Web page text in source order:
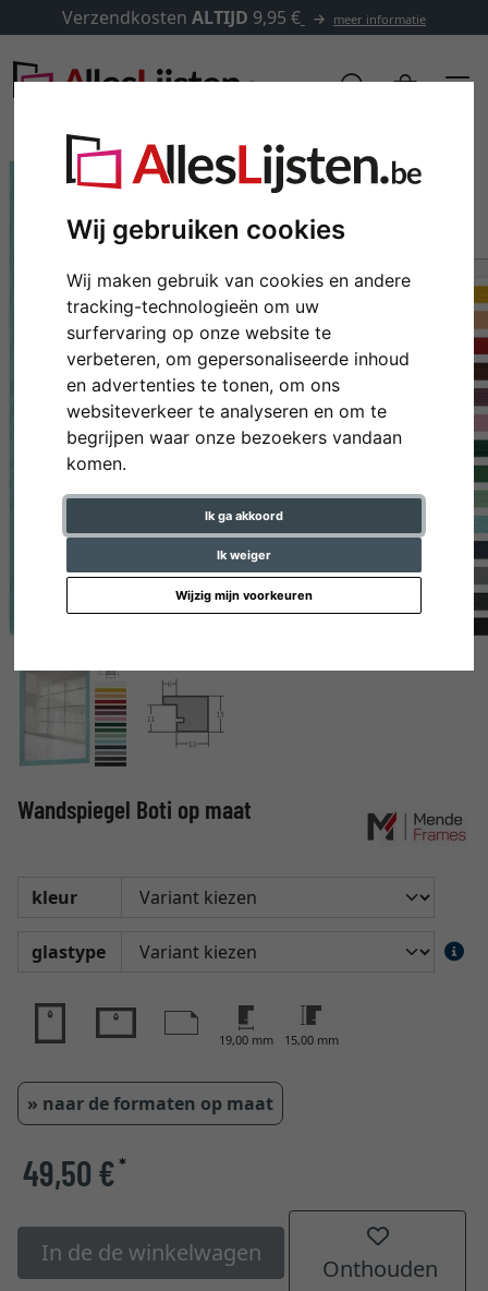
Wij gebruiken cookies
Wij maken gebruik van cookies en andere
tracking-technologieën om uw
surfervaring op onze website te
verbeteren, om gepersonaliseerde inhoud
en advertenties te tonen, om ons
websiteverkeer te analyseren en om te
begrijpen waar onze bezoekers vandaan
komen.
Ik ga akkoord
Ik weiger
Wijzig mijn voorkeuren
Verzendkosten ALTIJD 9,95 € meer informatie
Terug
Wandspiegel Boti op maat
kleur
glastype
19,00 mm 15,00 mm
» naar de formaten op maat
49,50 €*
In de de winkelwagen
Onthouden